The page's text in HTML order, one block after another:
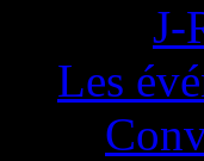
J-
Les